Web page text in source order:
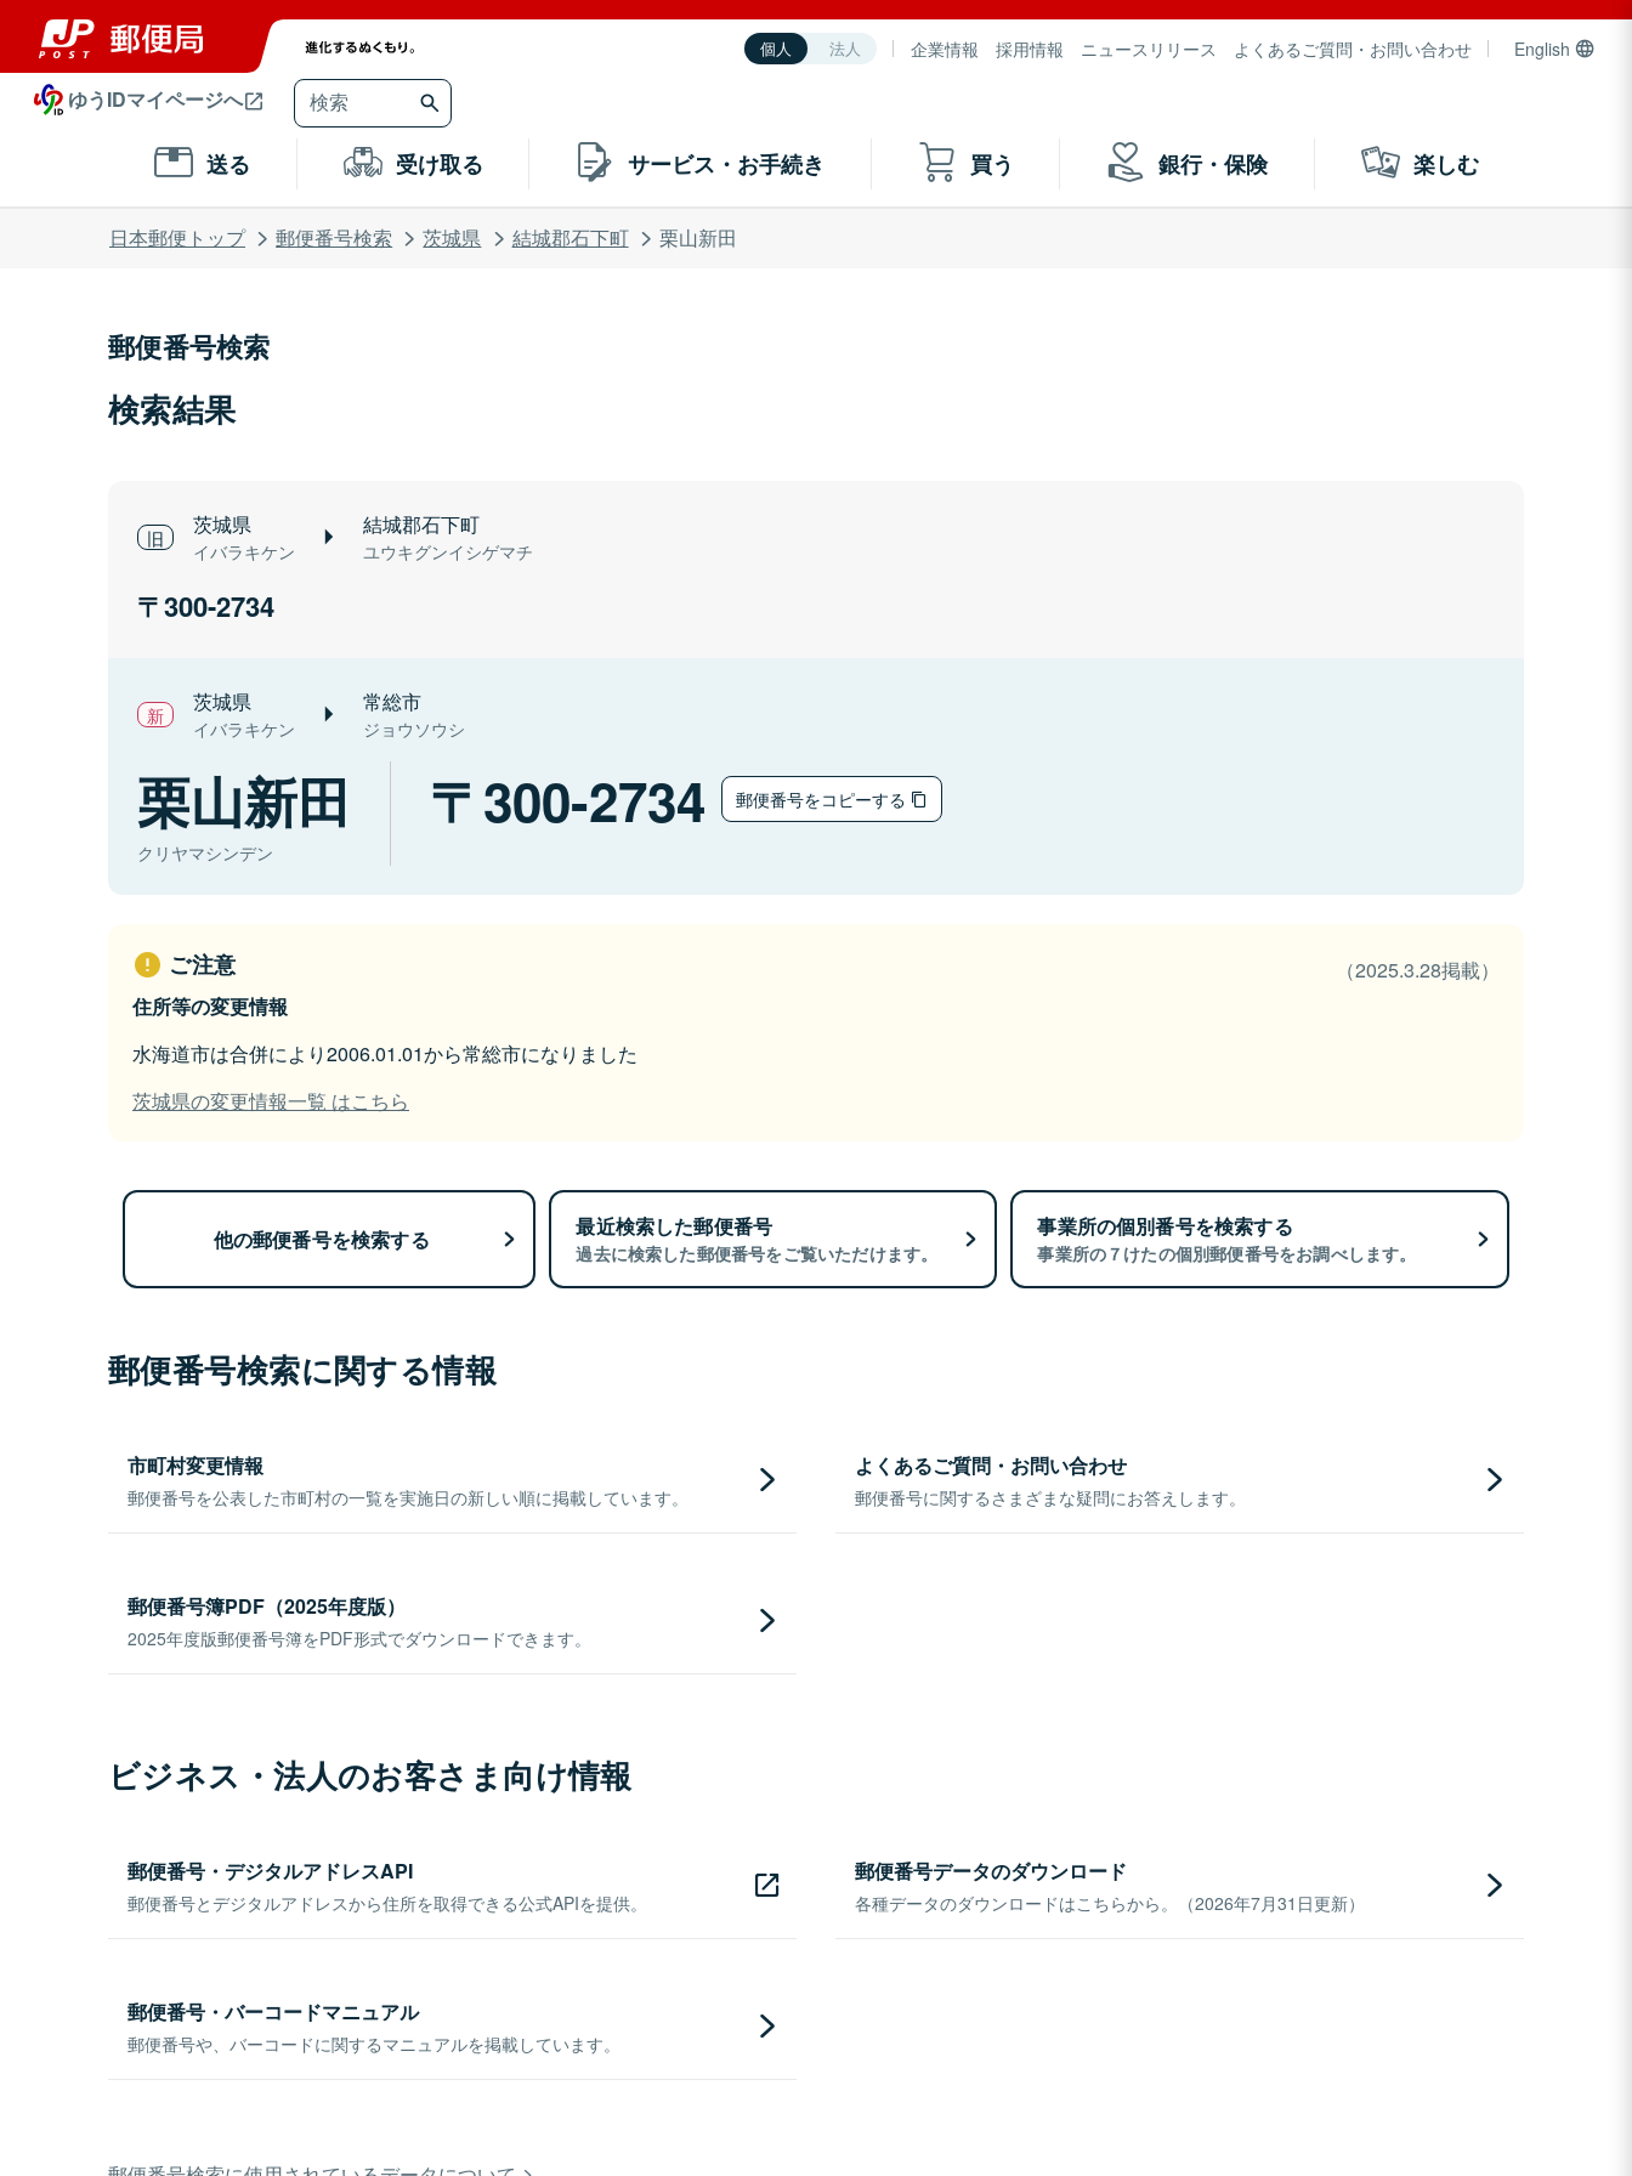
個人 法人 企業情報 採用情報 ニュースリリース よくあるご質問・お問い合わせ English
ゆうIDマイページへ
送る 受け取る サービス・お手続き 買う 銀行・保険 楽しむ
日本郵便トップ 郵便番号検索 茨城県 結城郡石下町 栗山新田
郵便番号検索
検索結果
茨城県
イバラキケン
結城郡石下町
ユウキグンイシゲマチ
300-2734
茨城県
イバラキケン
常総市
ジョウソウシ
栗山新田
クリヤマシンデン
300-2734 郵便番号をコピーする
ご注意
（2025.3.28掲載）
住所等の変更情報
水海道市は合併により2006.01.01から常総市になりました
茨城県の変更情報一覧 はこちら
他の郵便番号を検索する 最近検索した郵便番号
過去に検索した郵便番号をご覧いただけます。
事業所の個別番号を検索する
事業所の７けたの個別郵便番号をお調べします。
郵便番号検索に関する情報
市町村変更情報
郵便番号を公表した市町村の一覧を実施日の新しい順に掲載しています。
よくあるご質問・お問い合わせ
郵便番号に関するさまざまな疑問にお答えします。
郵便番号簿PDF（2025年度版）
2025年度版郵便番号簿をPDF形式でダウンロードできます。
ビジネス・法人のお客さま向け情報
郵便番号・デジタルアドレスAPI
郵便番号とデジタルアドレスから住所を取得できる公式APIを提供。
郵便番号データのダウンロード
各種データのダウンロードはこちらから。（2026年7月31日更新）
郵便番号・バーコードマニュアル
郵便番号や、バーコードに関するマニュアルを掲載しています。